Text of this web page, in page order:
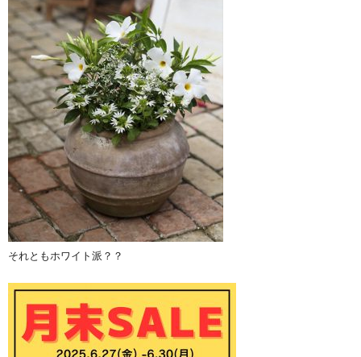
それともホワイト派？？